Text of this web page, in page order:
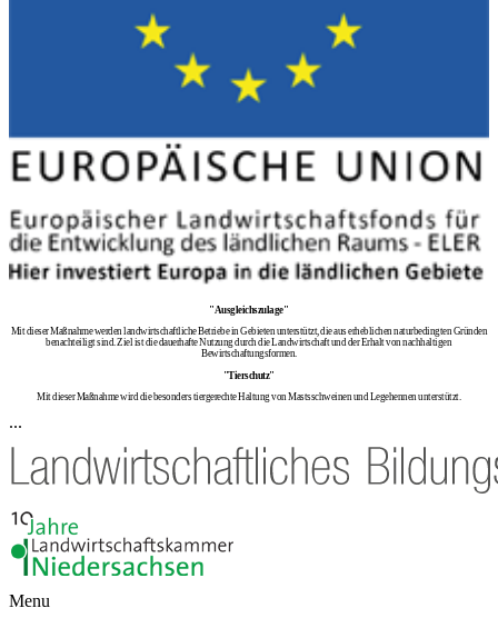
"Ausgleichszulage"
Mit dieser Maßnahme werden landwirtschaftliche Betriebe in Gebieten unterstützt, die aus erheblichen naturbedingten Gründen
benachteiligt sind. Ziel ist die dauerhafte Nutzung durch die Landwirtschaft und der Erhalt von nachhaltigen
Bewirtschaftungsformen.
"Tierschutz"
Mit dieser Maßnahme wird die besonders tiergerechte Haltung von Mastsschweinen und Legehennen unterstützt.
...
Menu